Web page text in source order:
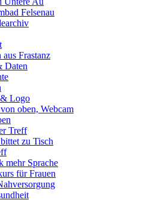
Felsenau
aus Frastanz
Daten
Logo
oben, Webcam
Treff
zu Tisch
mehr Sprache
für Frauen